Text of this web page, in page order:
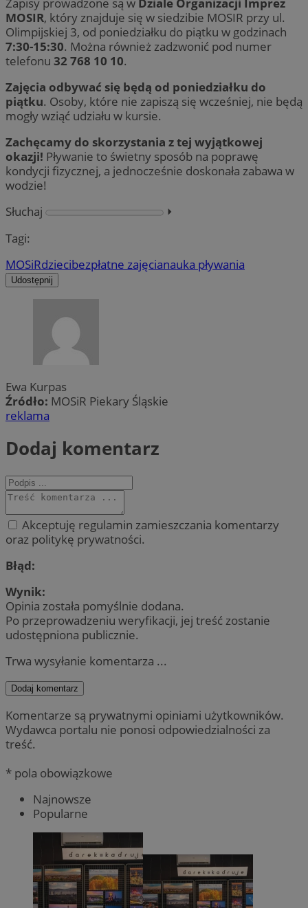
MOSIR, który znajduje się w siedzibie MOSIR przy ul.
Olimpijskiej 3, od poniedziałku do piątku w godzinach
7:30-15:30. Można również zadzwonić pod numer
telefonu 32 768 10 10.
Zajęcia odbywać się będą od poniedziałku do
piątku. Osoby, które nie zapiszą się wcześniej, nie będą
mogły wziąć udziału w kursie.
Zachęcamy do skorzystania z tej wyjątkowej
okazji! Pływanie to świetny sposób na poprawę
kondycji fizycznej, a jednocześnie doskonała zabawa w
wodzie!
Słuchaj
⏵︎
Tagi:
MOSiRdziecibezpłatne zajęcianauka pływania
Udostępnij
Ewa Kurpas
Źródło: MOSiR Piekary Śląskie
reklama
Dodaj komentarz
Akceptuję regulamin zamieszczania komentarzy
oraz politykę prywatności.
Błąd:
Wynik:
Opinia została pomyślnie dodana.
Po przeprowadzeniu weryfikacji, jej treść zostanie
udostępniona publicznie.
Trwa wysyłanie komentarza ...
Dodaj komentarz
Komentarze są prywatnymi opiniami użytkowników.
Wydawca portalu nie ponosi odpowiedzialności za
treść.
* pola obowiązkowe
Najnowsze
Popularne